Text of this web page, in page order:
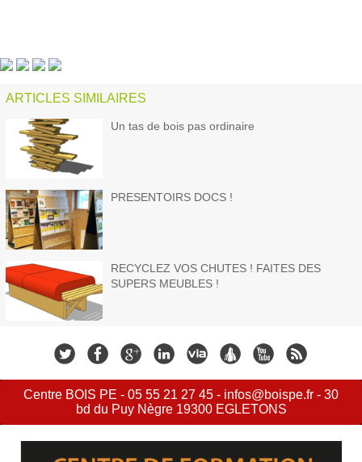
ARTICLES SIMILAIRES
Un tas de bois pas ordinaire
PRESENTOIRS DOCS !
RECYCLEZ VOS CHUTES ! FAITES DES
SUPERS MEUBLES !
Centre BOIS PE - 05 55 21 27 45 - infos@boispe.fr - 30
bd du Puy Nègre 19300 EGLETONS